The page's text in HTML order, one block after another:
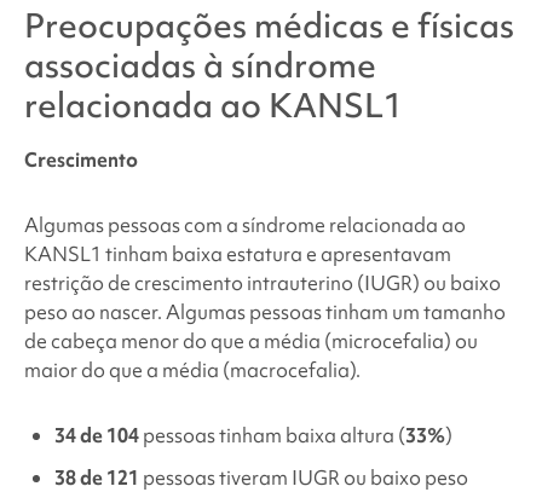
Preocupações médicas e físicas
associadas à síndrome
relacionada ao KANSL1
Crescimento
Algumas pessoas com asíndrome relacionada ao
KANSL1 tinham baixa estatura e apresentavam
restrição de crescimento intrauterino (IUGR) ou baixo
peso ao nascer. Algumas pessoas tinham um tamanho
de cabeça menor do que a média (microcefalia) ou
maior do que a média (macrocefalia).
34 de 104pessoas tinham baixa altura (33%)
38 de 121 pessoas tiveram IUGR ou baixo peso